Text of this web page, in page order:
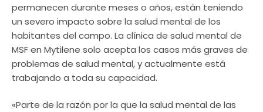
permanecen durante meses o años, están teniendo
un severo impacto sobre la salud mental de los
habitantes del campo. La clínica de salud mental de
MSF en Mytilene solo acepta los casos más graves de
problemas de salud mental, y actualmente está
trabajando a toda su capacidad.
«Parte de la razón por la que la salud mental de las